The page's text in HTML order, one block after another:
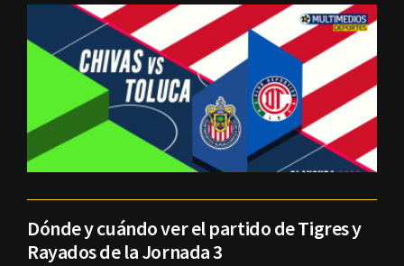
Dónde y cuándo ver el partido de Tigres y
Rayados de la Jornada 3